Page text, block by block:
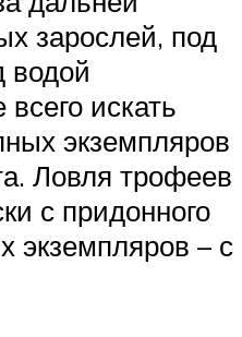
зарослей, под
искать
экземпляров
Ловля трофеев
с придонного
экземпляров – с